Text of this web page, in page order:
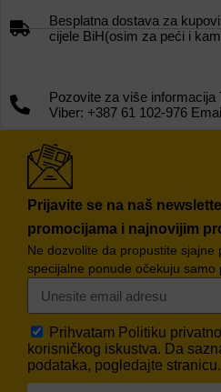
Besplatna dostava za
cijele BiH(osim za peći i
Pozovite za više informacija
Viber: +387 61 102-976
Prijavite se na naš
promocijama i najnovijim
Ne dozvolite da propustite sjajne
specijalne ponude očekuju samo
Prihvatam Politiku
korisničkog iskustva. Da
podataka, pogledajte stranicu.